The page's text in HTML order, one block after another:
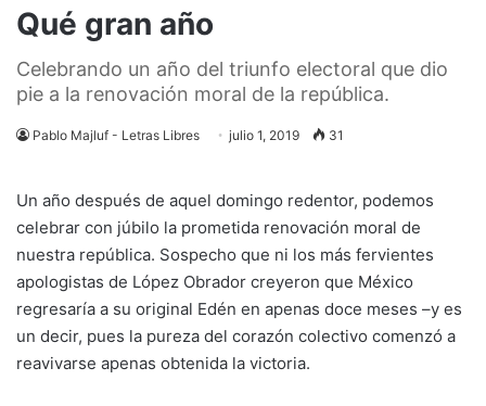
Qué gran año
Celebrando un año del triunfo electoral que dio
pie a la renovación moral de la república.
Pablo Majluf - Letras Libres julio 1, 2019 31
Un año después de aquel domingo redentor, podemos
celebrar con júbilo la prometida renovación moral de
nuestra república. Sospecho que ni los más fervientes
apologistas de López Obrador creyeron que México
regresaría a su original Edén en apenas doce meses –y es
un decir, pues la pureza del corazón colectivo comenzó a
reavivarse apenas obtenida la victoria.